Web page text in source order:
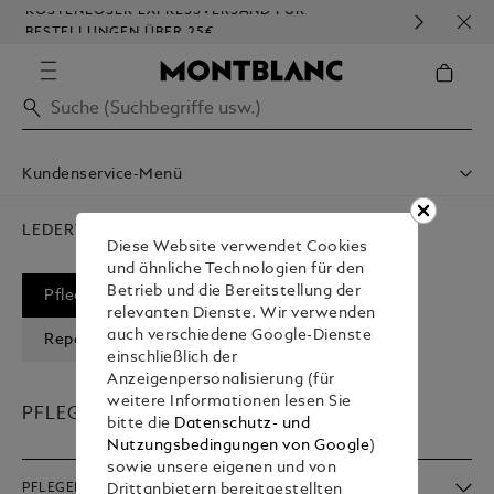
KOSTENLOSER EXPRESSVERSAND FÜR
BESTELLUNGEN ÜBER 25€
Kundenservice-Menü
Kontaktieren Sie Uns
Einen Termin Buchen
Garantie
Care & Services
LEDERWAREN
Pflege & Verwendung Serviceleistungen
Reparatur & Garantie FAQ
PFLEGE & VERWENDUNG
PFLEGEHINWEISE
Diese Website verwendet Cookies
und ähnliche Technologien für den
Betrieb und die Bereitstellung der
relevanten Dienste. Wir verwenden
auch verschiedene Google-Dienste
einschließlich der
Anzeigenpersonalisierung (für
weitere Informationen lesen Sie
bitte die Datenschutz- und
Nutzungsbedingungen von Google)
sowie unsere eigenen und von
Drittanbietern bereitgestellten